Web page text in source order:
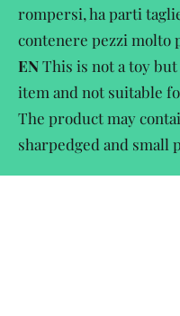
rompersi, ha parti
contenere pezzi molto
ENThis is not a toy
item and not suitable
The product may
sharpedged and small